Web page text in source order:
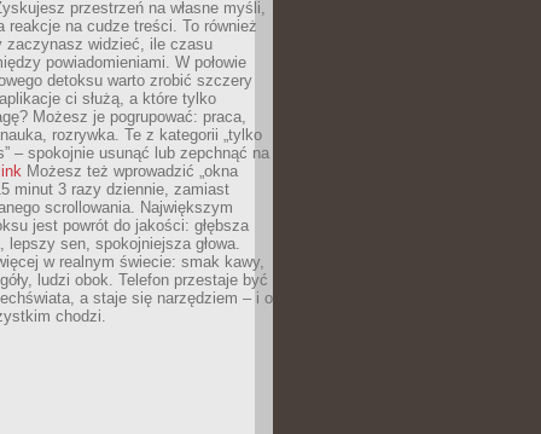
przestrzeń na własne myśli,
reakcje na cudze treści. To również
zaczynasz widzieć, ile czasu
powiadomieniami. W połowie
detoksu warto zrobić szczery
ci służą, a które tylko
Możesz je pogrupować: praca,
rozrywka. Te z kategorii „tylko
– spokojnie usunąć lub zepchnąć na
Możesz też wprowadzić „okna
minut 3 razy dziennie, zamiast
scrollowania. Największym
jest powrót do jakości: głębsza
lepszy sen, spokojniejsza głowa.
w realnym świecie: smak kawy,
ludzi obok. Telefon przestaje być
a staje się narzędziem – i o
chodzi.